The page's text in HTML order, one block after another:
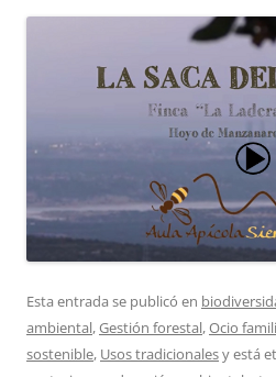
Esta entrada se publicó en
ambiental,Gestión forestal,Ocio
sostenible, Usos tradicionalesy está